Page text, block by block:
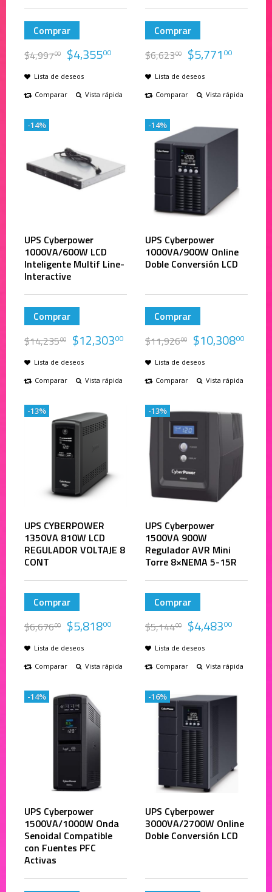
Comprar
$4,99700 $4,35500
Lista de deseos
Comparar
Vista rápida
Comprar
$6,62300 $5,771 00
Lista de deseos
Comparar
Vista rápida
UPS Cyberpower
1000VA/600W LCD
Inteligente Multif Line-
Interactive
Comprar
$14,23500 $12,30300
Lista de deseos
Comparar
Vista rápida
-14%
UPS Cyberpower
1000VA/900W Online
Doble Conversión LCD
Comprar
$11,92600 $10,30800
Lista de deseos
Comparar
Vista rápida
-14%
UPS CYBERPOWER
1350VA 810W LCD
REGULADOR VOLTAJE 8
CONT
Comprar
$6,67600 $5,81800
Lista de deseos
Comparar
Vista rápida
-13%
UPS Cyberpower
1500VA 900W
Regulador AVR Mini
Torre 8×NEMA 5-15R
Comprar
$5,14400 $4,48300
Lista de deseos
Comparar
Vista rápida
-13%
UPS Cyberpower
1500VA/1000W Onda
Senoidal Compatible
con Fuentes PFC
Activas
-14%
UPS Cyberpower
3000VA/2700W Online
Doble Conversión LCD
-16%